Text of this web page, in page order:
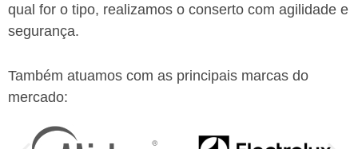
qual for o tipo, realizamos o conserto com agilidade e
segurança.
Também atuamos com as principais marcas do
mercado: